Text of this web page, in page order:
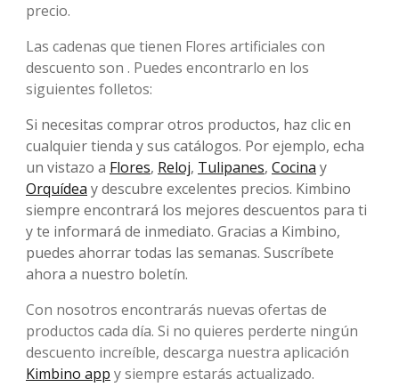
precio.
Las cadenas que tienen Flores artificiales con
descuento son . Puedes encontrarlo en los
siguientes folletos:
Si necesitas comprar otros productos, haz clic en
cualquier tienda y sus catálogos. Por ejemplo, echa
un vistazo a Flores, Reloj, Tulipanes, Cocina y
Orquídea y descubre excelentes precios. Kimbino
siempre encontrará los mejores descuentos para ti
y te informará de inmediato. Gracias a Kimbino,
puedes ahorrar todas las semanas. Suscríbete
ahora a nuestro boletín.
Con nosotros encontrarás nuevas ofertas de
productos cada día. Si no quieres perderte ningún
descuento increíble, descarga nuestra aplicación
Kimbino app y siempre estarás actualizado.